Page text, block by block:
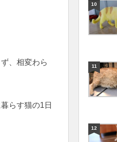
、相変わら
らす猫の1日
10
11
12